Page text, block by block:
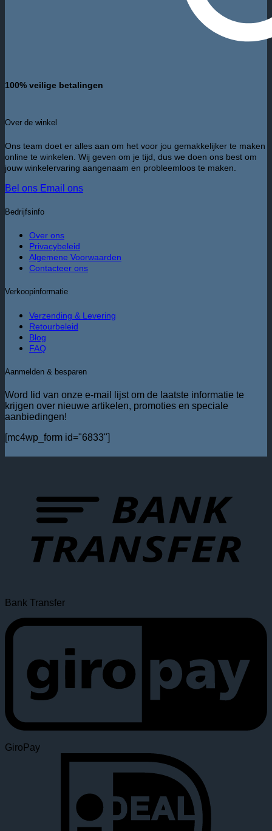
100% veilige betalingen
Over de winkel
Ons team doet er alles aan om het voor jou gemakkelijker te maken
online te winkelen. Wij geven om je tijd, dus we doen ons best om
jouw winkelervaring aangenaam en probleemloos te maken.
Bel ons Email ons
Bedrijfsinfo
Over ons
Privacybeleid
Algemene Voorwaarden
Contacteer ons
Verkoopinformatie
Verzending & Levering
Retourbeleid
Blog
FAQ
Aanmelden & besparen
Word lid van onze e-mail lijst om de laatste informatie te
krijgen over nieuwe artikelen, promoties en speciale
aanbiedingen!
[mc4wp_form id="6833"]
Bank Transfer
GiroPay